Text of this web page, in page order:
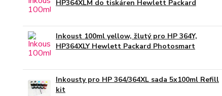
HP364XLM do tiskáren Hewlett Packard
Inkoust 100ml yellow, žlutý pro HP 364Y,
HP364XLY Hewlett Packard Photosmart
Inkousty pro HP 364/364XL sada 5x100ml Refill
kit